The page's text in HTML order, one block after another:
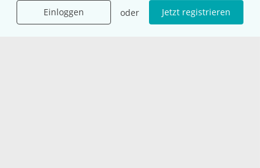
Einloggen
oder Jetzt registrieren
Karriere
Jobs